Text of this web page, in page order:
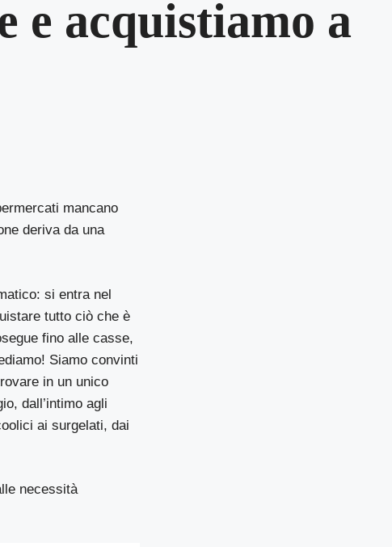
e acquistiamo a
mancano
deriva da una
si entra nel
tutto ciò che è
fino alle casse,
Siamo convinti
in un unico
dall’intimo agli
ai surgelati, dai
necessità